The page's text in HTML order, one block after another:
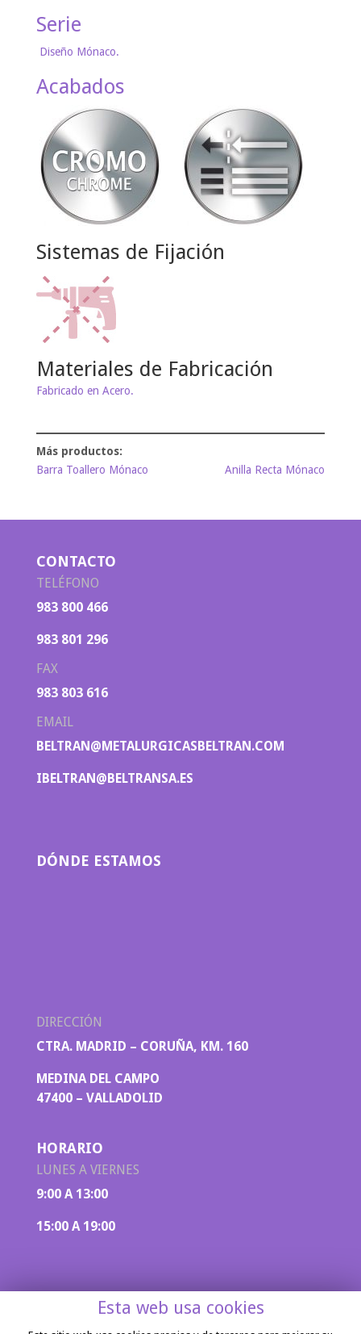
Serie
Diseño Mónaco.
Acabados
Sistemas de Fijación
Materiales de Fabricación
Fabricado en Acero.
Barra Toallero Mónaco Anilla Recta Mónaco
CONTACTO
TELÉFONO
983 800 466
983 801 296
FAX
983 803 616
EMAIL
BELTRAN@METALURGICASBELTRAN.COM
IBELTRAN@BELTRANSA.ES
DÓNDE ESTAMOS
DIRECCIÓN
CTRA. MADRID – CORUÑA, KM. 160
MEDINA DEL CAMPO
47400 – VALLADOLID
HORARIO
LUNES A VIERNES
9:00 A 13:00
15:00 A 19:00
Esta web usa cookies